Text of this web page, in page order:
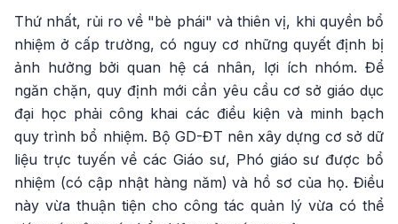
Thứ nhất, rủi ro về "bè phái" và thiên vị, khi quyền bổ
nhiệm ở cấp trường, có nguy cơ những quyết định bị
ảnh hưởng bởi quan hệ cá nhân, lợi ích nhóm. Để
ngăn chặn, quy định mới cần yêu cầu cơ sở giáo dục
đại học phải công khai các điều kiện và minh bạch
quy trình bổ nhiệm. Bộ GD-ĐT nên xây dựng cơ sở dữ
liệu trực tuyến về các Giáo sư, Phó giáo sư được bổ
nhiệm (có cập nhật hàng năm) và hồ sơ của họ. Điều
này vừa thuận tiện cho công tác quản lý vừa có thể